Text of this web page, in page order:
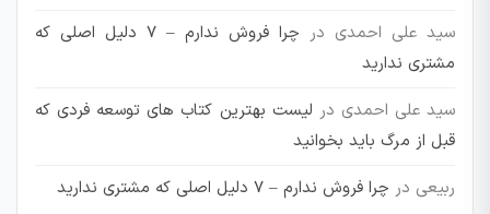
سید علی احمدی در
چرا فروش ندارم – 7 دلیل اصلی که
مشتری ندارید
سید علی احمدی در لیست بهترین کتاب های توسعه فردی که
قبل از مرگ باید بخوانید
ربیعی در چرا فروش ندارم – 7 دلیل اصلی که مشتری ندارید